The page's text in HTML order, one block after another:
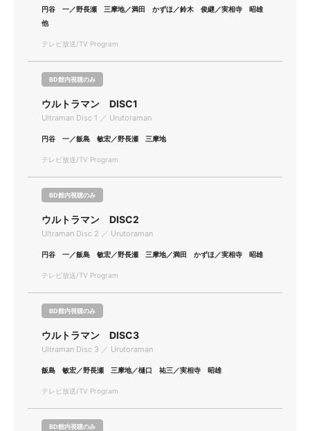
円谷 一／野長瀬 三摩地／満田 かずほ／鈴木 俊継／実相寺 昭雄
他
テレビ放送/TV Program
BD館内視聴のみ
ウルトラマン DISC1
Ultraman Disc 1 ／ Urutoraman
円谷 一／飯島 敏宏／野長瀬 三摩地
テレビ放送/TV Program
BD館内視聴のみ
ウルトラマン DISC2
Ultraman Disc 2 ／ Urutoraman
円谷 一／飯島 敏宏／野長瀬 三摩地／満田 かずほ／実相寺 昭雄
テレビ放送/TV Program
BD館内視聴のみ
ウルトラマン DISC3
Ultraman Disc 3 ／ Urutoraman
飯島 敏宏／野長瀬 三摩地／樋口 祐三／実相寺 昭雄
テレビ放送/TV Program
BD館内視聴のみ